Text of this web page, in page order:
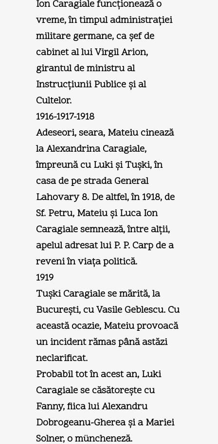
Ion Caragiale funcţionează o
vreme, în timpul administraţiei
militare germane, ca şef de
cabinet al lui Virgil Arion,
girantul de ministru al
Instrucţiunii Publice şi al
Cultelor.
1916-1917-1918
Adeseori, seara, Mateiu cinează
la Alexandrina Caragiale,
împreună cu Luki şi Tuşki, în
casa de pe strada General
Lahovary 8. De altfel, în 1918, de
Sf. Petru, Mateiu şi Luca Ion
Caragiale semnează, între alţii,
apelul adresat lui P. P. Carp de a
reveni în viaţa politică.
1919
Tuşki Caragiale se mărită, la
Bucureşti, cu Vasile Geblescu. Cu
această ocazie, Mateiu provoacă
un incident rămas până astăzi
neclarificat.
Probabil tot în acest an, Luki
Caragiale se căsătoreşte cu
Fanny, fiica lui Alexandru
Dobrogeanu-Gherea şi a Mariei
Solner, o müncheneză.